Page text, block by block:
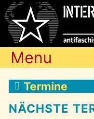
Menu
Termine
NÄCHSTE